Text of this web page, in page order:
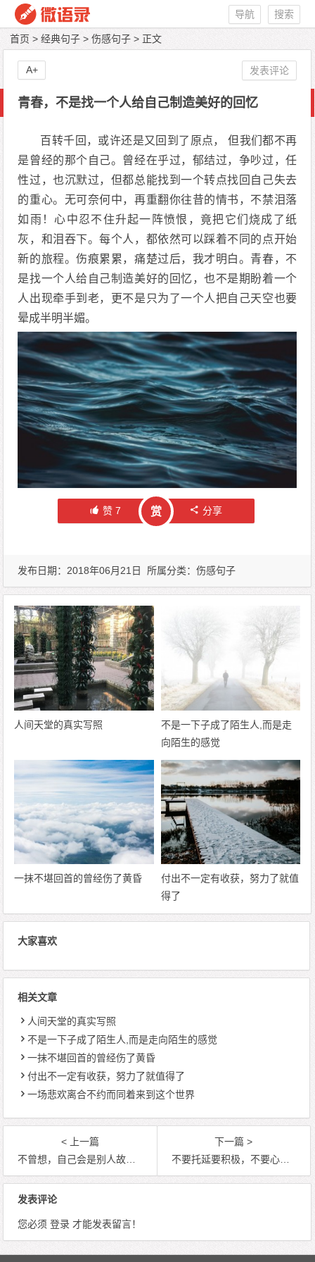
搜索
导航
首页 >经典句子 >伤感句子 > 正文
青春，不是找一个人给自己制造美好的回忆
百转千回，或许还是又回到了原点， 但我们都不再
是曾经的那个自己。曾经在乎过，郁结过，争吵过，任
性过，也沉默过，但都总能找到一个转点找回自己失去
的重心。无可奈何中，再重翻你往昔的情书，不禁泪落
如雨！心中忍不住升起一阵愤恨，竟把它们烧成了纸
灰，和泪吞下。每个人，都依然可以踩着不同的点开始
新的旅程。伤痕累累，痛楚过后，我才明白。青春，不
是找一个人给自己制造美好的回忆，也不是期盼着一个
人出现牵手到老，更不是只为了一个人把自己天空也要
晕成半明半媚。
赞7 赏 分享
发表评论
A+
发布日期：2018年06月21日 所属分类：伤感句子
人间天堂的真实写照
不是一下子成了陌生人,而是走
向陌生的感觉
一抹不堪回首的曾经伤了黄昏
付出不一定有收获，努力了就值
得了
大家喜欢
相关文章
人间天堂的真实写照
不是一下子成了陌生人,而是走向陌生的感觉
一抹不堪回首的曾经伤了黄昏
付出不一定有收获，努力了就值得了
一场悲欢离合不约而同着来到这个世界
< 上一篇
不曾想，自己会是别人故事中的事儿
下一篇 >
不要托延要积极，不要心动要行动
发表评论
您必须 登录才能发表留言！